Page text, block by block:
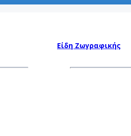
Είδη Ζωγραφικής